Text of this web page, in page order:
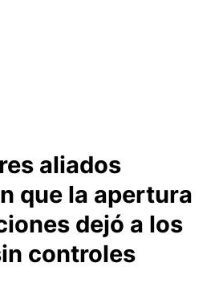
aliados
que la apertura
dejó a los
controles